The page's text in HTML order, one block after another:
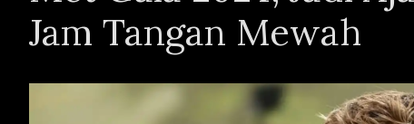
Jam Tangan Mewah